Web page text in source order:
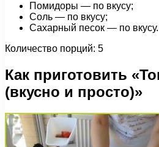
Помидоры — по вкусу;
Соль — по вкусу;
Сахарный песок — по вкусу.
Количество порций: 5
Как приготовить
(вкусно и просто)»